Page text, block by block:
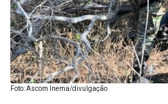
Foto: Ascom Inema/divulgação